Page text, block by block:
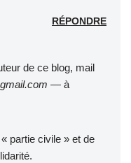
RÉPONDRE
de ce blog, mail
— à
partie civile » et de